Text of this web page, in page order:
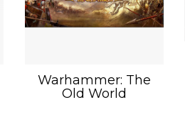
Warhammer: The
Old World